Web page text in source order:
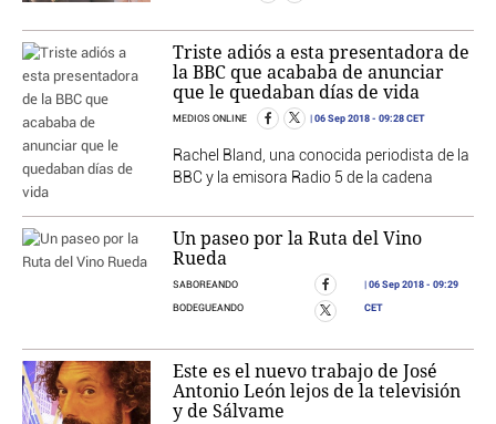
Triste adiós a esta presentadora de
la BBC que acababa de anunciar
que le quedaban días de vida
MEDIOS ONLINE 06 Sep 2018 - 09:28 CET
Rachel Bland, una conocida periodista de la
BBC y la emisora Radio 5 de la cadena
Un paseo por la Ruta del Vino
Rueda
SABOREANDO
BODEGUEANDO
06 Sep 2018 - 09:29
CET
Este es el nuevo trabajo de José
Antonio León lejos de la televisión
y de Sálvame